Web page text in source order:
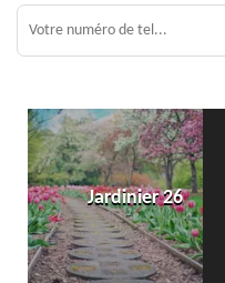
Jardinier 26